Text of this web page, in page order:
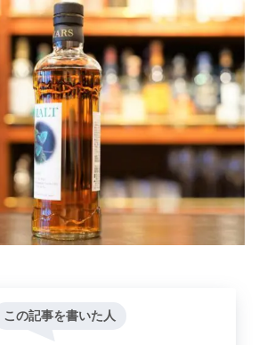
この記事を書いた人